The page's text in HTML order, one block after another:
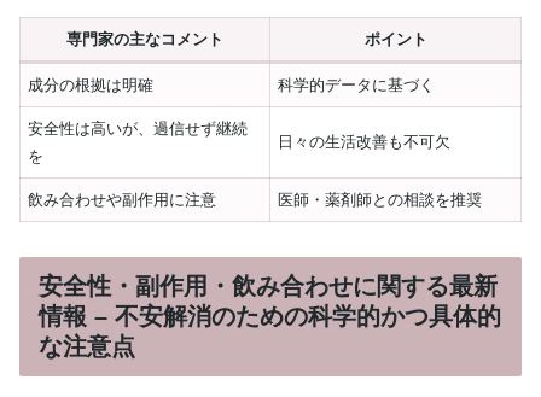
専門家の主なコメント ポイント
成分の根拠は明確 科学的データに基づく
安全性は高いが、過信せず継続
を
日々の生活改善も不可欠
飲み合わせや副作用に注意 医師・薬剤師との相談を推奨
安全性・副作用・飲み合わせに関する最新
情報 – 不安解消のための科学的かつ具体的
な注意点